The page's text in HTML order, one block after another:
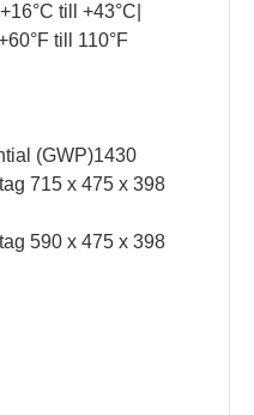
till +43°C|
till 110°F
(GWP)1430
715 x 475 x 398
590 x 475 x 398